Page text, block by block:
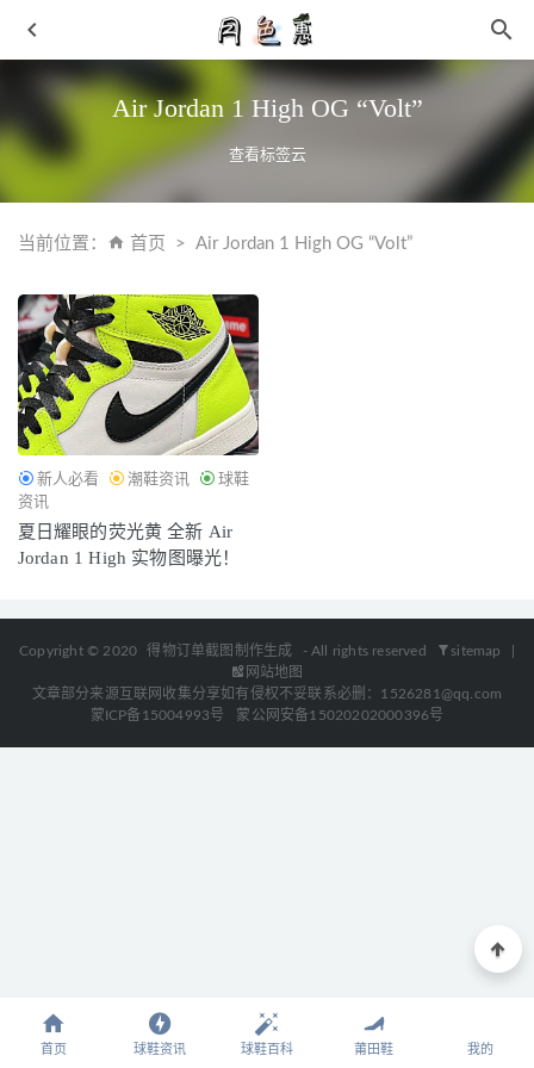
Air Jordan 1 High OG “Volt”
查看标签云
当前位置： 首页 Air Jordan 1 High OG “Volt”
新人必看 潮鞋资讯
球鞋
资讯
夏日耀眼的荧光黄 全新 Air
Jordan 1 High 实物图曝光！
Copyright © 2020 得物订单截图制作生成 - All rights reserved sitemap
网站地图
文章部分来源互联网收集分享如有侵权不妥联系必删：1526281@qq.com
蒙ICP备15004993号
蒙公网安备15020202000396号
17
街头搭配羽绒服搭配鞋子俏丽的运动风
如何清理铁锅的油垢 独自居住必备的生活常识
烟酰胺凝胶缓解细胞代谢 听从医生服用
最炫民族风！Nike N7 Free 一脚蹬新鞋官图释出！
27
首页 球鞋资讯 球鞋百科 莆田鞋 我的